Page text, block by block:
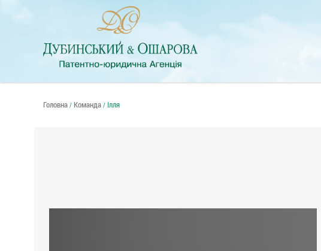
Головна / Команда / Ілля